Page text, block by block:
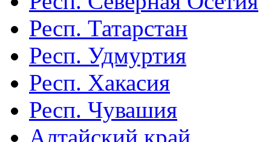
Респ. Татарстан
Респ. Удмуртия
Респ. Хакасия
Респ. Чувашия